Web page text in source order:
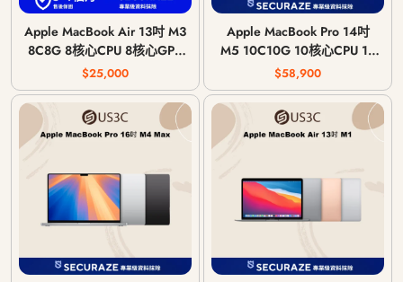
Apple MacBook Air 13吋 M3
8C8G 8核心CPU 8核心GPU
8G 記憶體 2024年
$25,000
Apple MacBook Pro 14吋
M5 10C10G 10核心CPU 10
核心GPU 24G 記憶體 2025
年
$58,900